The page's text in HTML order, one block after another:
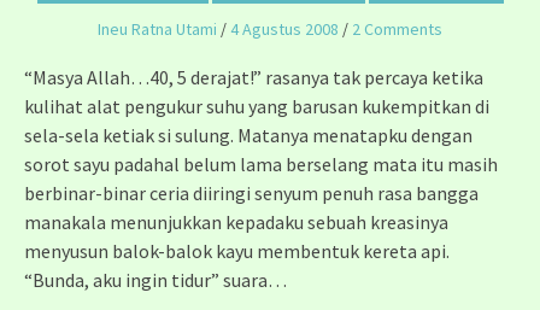
Ineu Ratna Utami /4 Agustus 2008 / 2 Comments
“Masya Allah…40, 5 derajat!” rasanya tak percaya ketika
kulihat alat pengukur suhu yang barusan kukempitkan di
sela-sela ketiak si sulung. Matanya menatapku dengan
sorot sayu padahal belum lama berselang mata itu masih
berbinar-binar ceria diiringi senyum penuh rasa bangga
manakala menunjukkan kepadaku sebuah kreasinya
menyusun balok-balok kayu membentuk kereta api.
“Bunda, aku ingin tidur” suara…